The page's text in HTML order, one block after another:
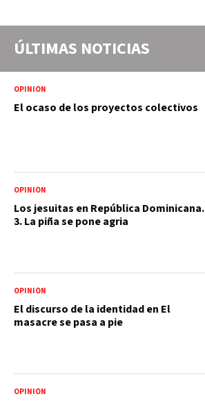
ÚLTIMAS NOTICIAS
OPINIÓN
El ocaso de los proyectos colectivos
OPINIÓN
Los jesuitas en República Dominicana.
3. La piña se pone agria
OPINIÓN
El discurso de la identidad en El
masacre se pasa a pie
OPINIÓN